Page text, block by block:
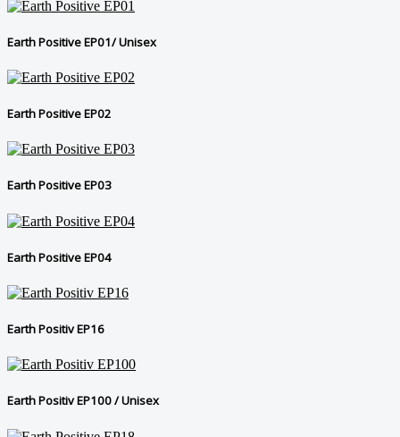
Earth Positive EP01/ Unisex
Earth Positive EP02
Earth Positive EP03
Earth Positive EP04
Earth Positiv EP16
Earth Positiv EP100 / Unisex